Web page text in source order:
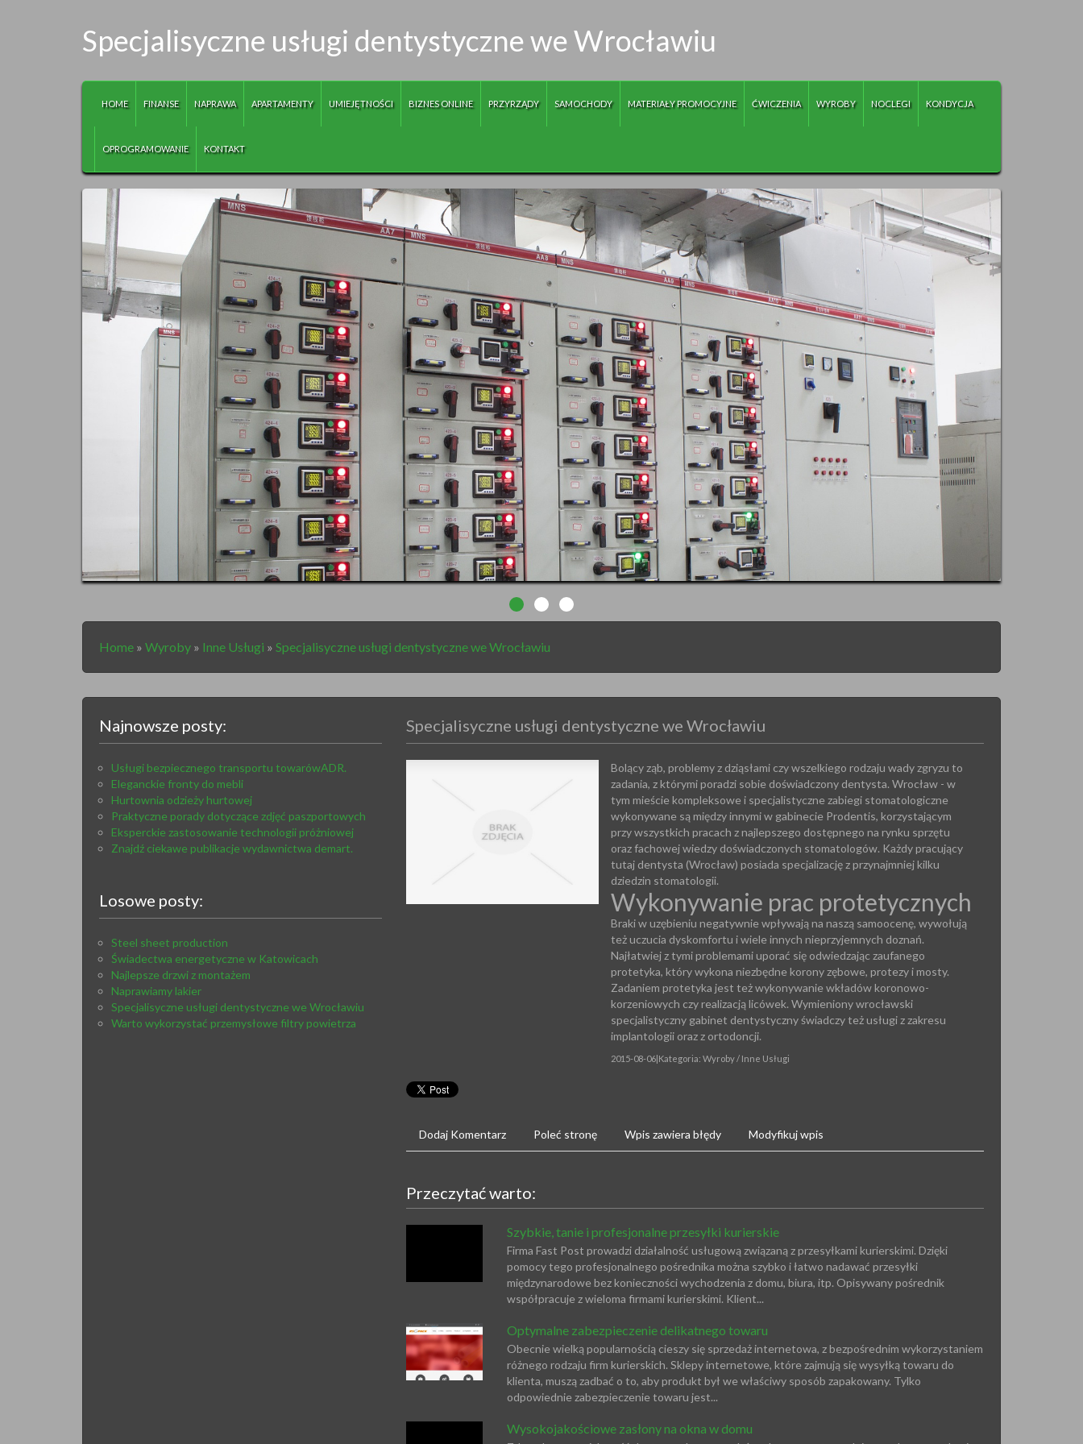
Specjalisyczne usługi dentystyczne we Wrocławiu
HOME FINANSE NAPRAWA APARTAMENTY UMIEJĘTNOŚCI BIZNES ONLINE PRZYRZĄDY SAMOCHODY MATERIAŁY PROMOCYJNE ĆWICZENIA WYROBY NOCLEGI KONDYCJA
OPROGRAMOWANIE KONTAKT
Home » Wyroby » Inne Usługi » Specjalisyczne usługi dentystyczne we Wrocławiu
Najnowsze posty:
Usługi bezpiecznego transportu towarówADR.
Eleganckie fronty do mebli
Hurtownia odzieży hurtowej
Praktyczne porady dotyczące zdjęć paszportowych
Eksperckie zastosowanie technologii próżniowej
Znajdź ciekawe publikacje wydawnictwa demart.
Losowe posty:
Steel sheet production
Świadectwa energetyczne w Katowicach
Najlepsze drzwi z montażem
Naprawiamy lakier
Specjalisyczne usługi dentystyczne we Wrocławiu
Warto wykorzystać przemysłowe filtry powietrza
Specjalisyczne usługi dentystyczne we Wrocławiu
Bolący ząb, problemy z dziąsłami czy wszelkiego rodzaju wady zgryzu to
zadania, z którymi poradzi sobie doświadczony dentysta. Wrocław - w
tym mieście kompleksowe i specjalistyczne zabiegi stomatologiczne
wykonywane są między innymi w gabinecie Prodentis, korzystającym
przy wszystkich pracach z najlepszego dostępnego na rynku sprzętu
oraz fachowej wiedzy doświadczonych stomatologów. Każdy pracujący
tutaj dentysta (Wrocław) posiada specjalizację z przynajmniej kilku
dziedzin stomatologii.
Wykonywanie prac protetycznych
Braki w uzębieniu negatywnie wpływają na naszą samoocenę, wywołują
też uczucia dyskomfortu i wiele innych nieprzyjemnych doznań.
Najłatwiej z tymi problemami uporać się odwiedzając zaufanego
protetyka, który wykona niezbędne korony zębowe, protezy i mosty.
Zadaniem protetyka jest też wykonywanie wkładów koronowo-
korzeniowych czy realizacją licówek. Wymieniony wrocławski
specjalistyczny gabinet dentystyczny świadczy też usługi z zakresu
implantologii oraz z ortodoncji.
2015-08-06|Kategoria: Wyroby / Inne Usługi
Dodaj Komentarz Poleć stronę Wpis zawiera błędy Modyfikuj wpis
Przeczytać warto:
Szybkie, tanie i profesjonalne przesyłki kurierskie
Firma Fast Post prowadzi działalność usługową związaną z przesyłkami kurierskimi. Dzięki
pomocy tego profesjonalnego pośrednika można szybko i łatwo nadawać przesyłki
międzynarodowe bez konieczności wychodzenia z domu, biura, itp. Opisywany pośrednik
współpracuje z wieloma firmami kurierskimi. Klient...
Optymalne zabezpieczenie delikatnego towaru
Obecnie wielką popularnością cieszy się sprzedaż internetowa, z bezpośrednim wykorzystaniem
różnego rodzaju firm kurierskich. Sklepy internetowe, które zajmują się wysyłką towaru do
klienta, muszą zadbać o to, aby produkt był we właściwy sposób zapakowany. Tylko
odpowiednie zabezpieczenie towaru jest...
Wysokojakościowe zasłony na okna w domu